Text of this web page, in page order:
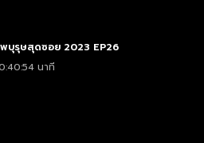
บุรุษสุดซอย 2023 EP26
นาที